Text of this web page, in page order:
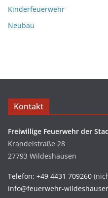
Kinderfeuerwehr
Neubau
Kontakt
Freiwillige Feuerwehr der
Krandelstraße 28
27793 Wildeshausen
Telefon: +49 4431 709260
info@feuerwehr-